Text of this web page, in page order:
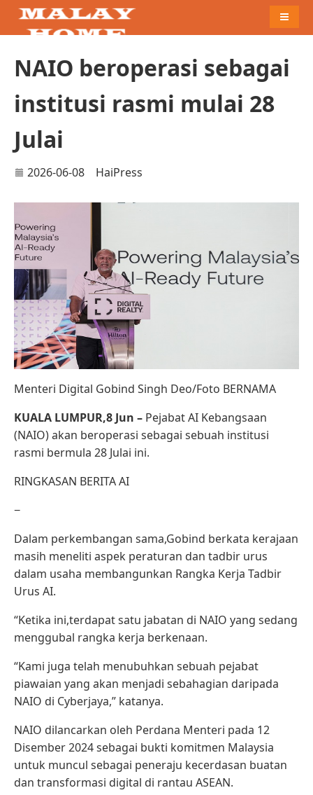
NAIO beroperasi sebagai
institusi rasmi mulai 28
Julai
2026-06-08 HaiPress
Menteri Digital Gobind Singh Deo/Foto BERNAMA
KUALA LUMPUR,8 Jun – Pejabat AI Kebangsaan
(NAIO) akan beroperasi sebagai sebuah institusi
rasmi bermula 28 Julai ini.
RINGKASAN BERITA AI
−
Dalam perkembangan sama,Gobind berkata kerajaan
masih meneliti aspek peraturan dan tadbir urus
dalam usaha membangunkan Rangka Kerja Tadbir
Urus AI.
“Ketika ini,terdapat satu jabatan di NAIO yang sedang
menggubal rangka kerja berkenaan.
“Kami juga telah menubuhkan sebuah pejabat
piawaian yang akan menjadi sebahagian daripada
NAIO di Cyberjaya,” katanya.
NAIO dilancarkan oleh Perdana Menteri pada 12
Disember 2024 sebagai bukti komitmen Malaysia
untuk muncul sebagai peneraju kecerdasan buatan
dan transformasi digital di rantau ASEAN.